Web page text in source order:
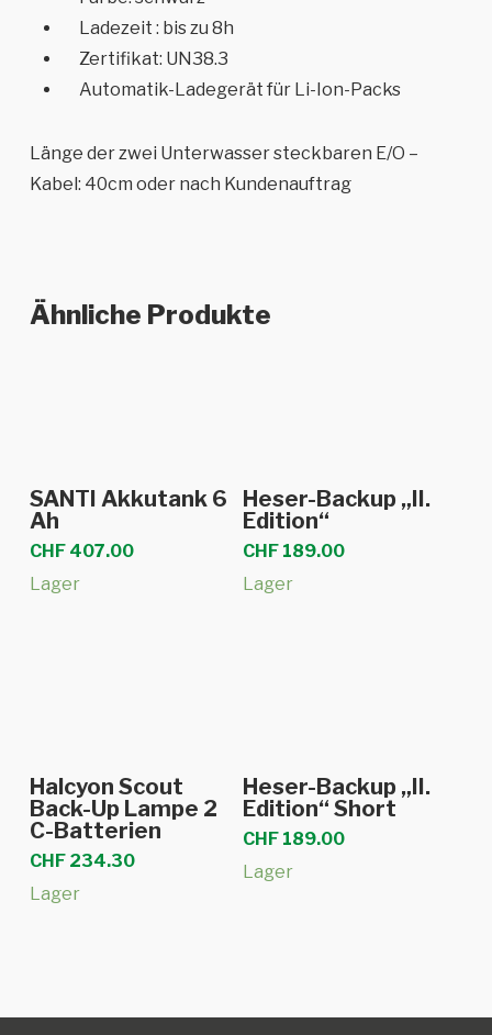
Ladezeit : bis zu 8h
Zertifikat: UN38.3
Automatik-Ladegerät für Li-Ion-Packs
Länge der zwei Unterwasser steckbaren E/O –
Kabel: 40cm oder nach Kundenauftrag
Ähnliche Produkte
In den Warenkorb
SANTI Akkutank 6
Ah
CHF407.00
Lager
In den Warenkorb
Heser-Backup „II.
Edition“
CHF 189.00
Lager
In den Warenkorb
Halcyon Scout
Back-Up Lampe 2
C-Batterien
CHF234.30
Lager
In den Warenkorb
Heser-Backup „II.
Edition“ Short
CHF 189.00
Lager